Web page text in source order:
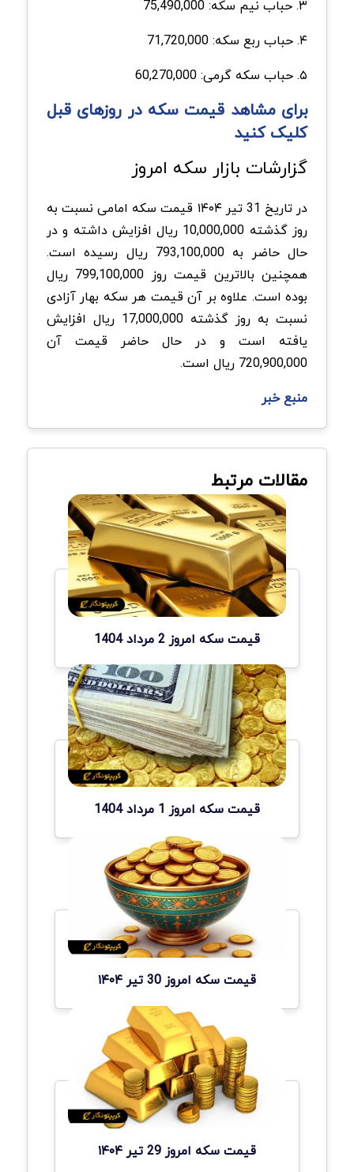
۳. حباب نیم سکه: 75,490,000
۴. حباب ربع سکه: 71,720,000
۵. حباب سکه گرمی: 60,270,000
برای مشاهد قیمت سکه در روزهای قبل
کلیک کنید
گزارشات بازار سکه امروز
در تاریخ 31 تیر ۱۴۰۴ قیمت سکه امامی نسبت به
روز گذشته 10,000,000 ریال افزایش داشته و در
حال حاضر به 793,100,000 ریال رسیده است.
همچنین بالاترین قیمت روز 799,100,000 ریال
بوده است. علاوه بر آن قیمت هر سکه بهار آزادی
نسبت به روز گذشته 17,000,000 ریال افزایش
یافته است و در حال حاضر قیمت آن
720,900,000 ریال است.
منبع خبر
مقالات مرتبط
قیمت سکه امروز 2 مرداد 1404
قیمت سکه امروز 1 مرداد 1404
قیمت سکه امروز 30 تیر ۱۴۰۴
قیمت سکه امروز 29 تیر ۱۴۰۴